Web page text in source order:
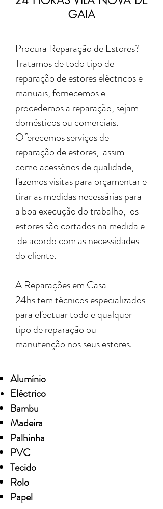
GAIA
Procura Reparação de Estores?
Tratamos de todo tipo de
reparação de estores eléctricos e
manuais, fornecemos e
procedemos a reparação, sejam
domésticos ou comerciais.
Oferecemos serviços de
reparação de estores, assim
como acessórios de qualidade,
fazemos visitas para orçamentar e
tirar as medidas necessárias para
a boa execução do trabalho, os
estores são cortados na medida e
de acordo com as necessidades
do cliente.
A Reparações em Casa
24hs tem técnicos especializados
para efectuar todo e qualquer
tipo de reparação ou
manutenção nos seus estores.
Alumínio
Eléctrico
Bambu
Madeira
Palhinha
PVC
Tecido
Rolo
Papel